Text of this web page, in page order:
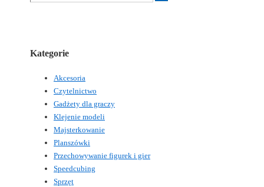
Kategorie
Akcesoria
Czytelnictwo
Gadżety dla graczy
Klejenie modeli
Majsterkowanie
Planszówki
Przechowywanie figurek i gier
Speedcubing
Sprzęt